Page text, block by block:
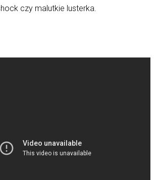
czy malutkie lusterka.